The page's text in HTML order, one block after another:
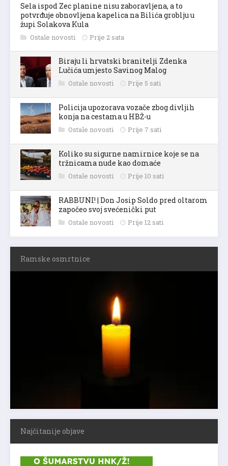
Sela ispod Zec planine nisu zaboravljena, a to
potvrđuje obnovljena kapelica na Bilića groblju u
župi Solakova Kula
Ostale novosti Prije 2 sata
Biraju li hrvatski branitelji Zdenka
Lučića umjesto Savinog Malog
Ostale novosti Prije 5 sati
Policija upozorava vozače zbog divljih
konja na cestama u HBŽ-u
Ostale novosti Prije 7 sati
Koliko su sigurne namirnice koje se na
tržnicama nude kao domaće
Ostale novosti Prije 10 sati
RABBUNI! | Don Josip Soldo pred oltarom
započeo svoj svećenički put
Ostale novosti Prije 12 sati
Ramske osmrtnice
Najčitanije objave